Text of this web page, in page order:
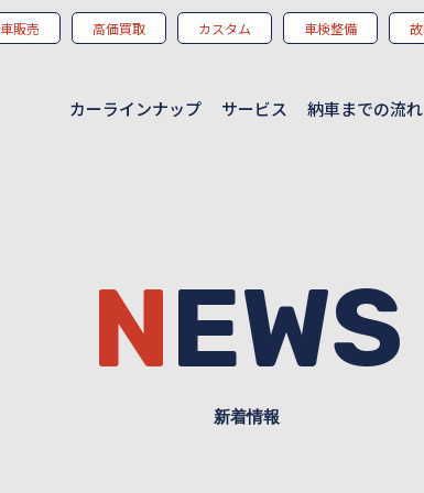
販売 高価買取 カスタム 車検整備
カーラインナップ サービス 納車までの流れ
NEWS
新着情報